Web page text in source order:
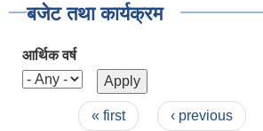
बजेट तथा कार्यक्रम
आर्थिक वर्ष
Pages« first ‹ previous